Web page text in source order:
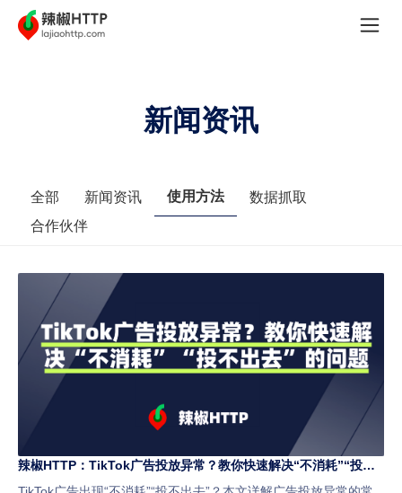
新闻资讯
全部 新闻资讯 使用方法
数据抓取
合作伙伴
辣椒HTTP：TikTok广告投放异常？教你快速解决“不消耗”“投不
出去”的问题